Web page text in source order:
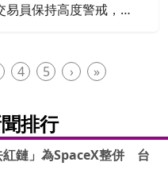
員保持高度警戒，密
4 5 › »
排行
紅鏈」為SpaceX整併 台